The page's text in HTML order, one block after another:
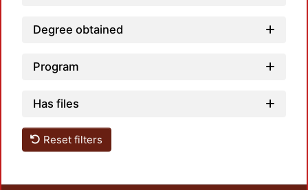
Degree obtained
Program
Has files
Reset filters